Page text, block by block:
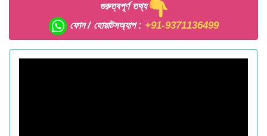
গুরুত্বপূর্ণ তথ্য
ফোন / হোয়াটসঅ্যাপ : +91-9371136499